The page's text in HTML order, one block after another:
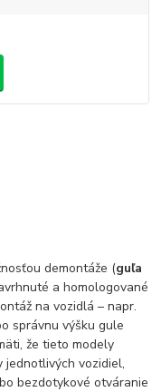
demontáže (guľa
a homologované
na vozidlá – napr.
správnu výšku gule
že tieto modely
jednotlivých vozidiel,
bezdotykové otváranie